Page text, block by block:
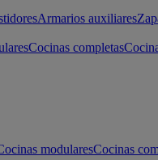
Armarios auxiliares
Cocinas completas
modularesCocinas